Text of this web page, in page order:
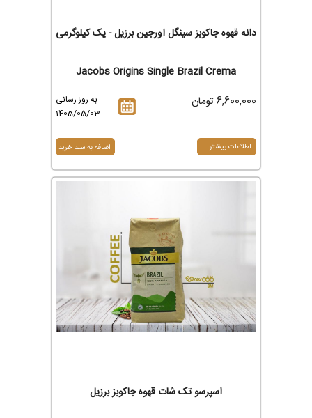
دانه قهوه جاکوبز سینگل اورجین برزیل - یک کیلوگرمی
Jacobs Origins Single Brazil Crema
به روز رسانی
1405/05/03
6,600,000 تومان
اطلاعات بیشتر...
اسپرسو تک شات قهوه جاکوبز برزیل